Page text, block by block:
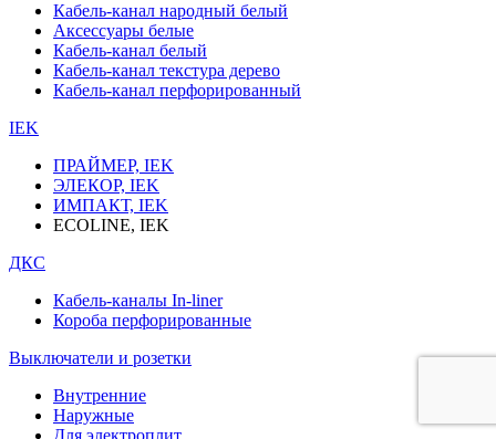
Кабель-канал народный белый
Аксессуары белые
Кабель-канал белый
Кабель-канал текстура дерево
Кабель-канал перфорированный
IEK
ПРАЙМЕР, IEK
ЭЛЕКОР, IEK
ИМПАКТ, IEK
ECOLINE, IEK
ДКС
Кабель-каналы In-liner
Короба перфорированные
Выключатели и розетки
Внутренние
Наружные
Для электроплит